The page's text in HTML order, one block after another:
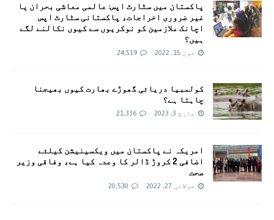
پاکستان میں سٹارٹ اپس: عالمی معاشی بحران یا
غیر ضروری اخراجات، پاکستانی سٹارٹ اپس
اچانک ملازمین کو نوکریوں سے کیوں نکالنے لگے
ہیں؟
جون 15, 2022 24,519
کولمبیا دریائی گھوڑے بھارت کیوں بھیجنا
چاہتا ہے؟
مارچ 3, 2023 21,336
امريکہ نے پاکستان میں ویکسینیشن کیلئے
اضافی 2 کروڑ ڈالر کا وعدہ کیا ہے، وفاقی وزیر
صحت
جولائی 27, 2022 20,530